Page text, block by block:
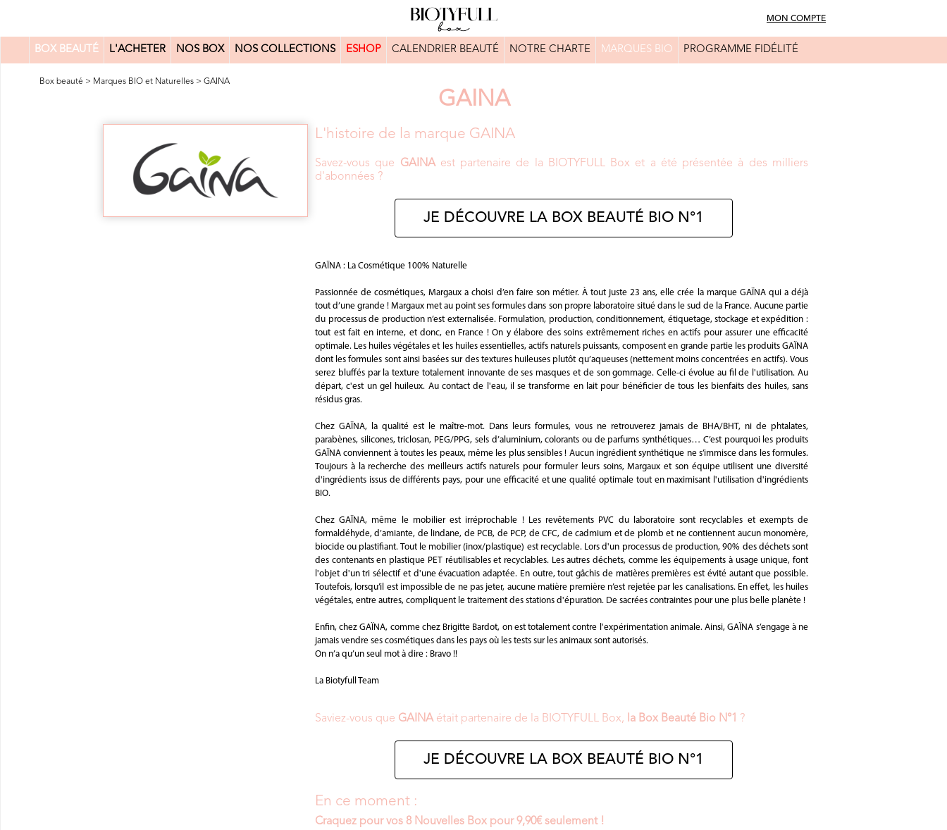
MON COMPTE
BOX BEAUTÉ L'ACHETER NOS BOX NOS COLLECTIONS ESHOP CALENDRIER BEAUTÉ NOTRE CHARTE MARQUES BIO PROGRAMME FIDÉLITÉ
0
Box beauté > Marques BIO et Naturelles > GAINA
GAINA
L'histoire de la marque GAINA
Savez-vous que GAINAest partenaire de la BIOTYFULL Box et a été présentée à des milliers
d'abonnées ?
JE DÉCOUVRE LA BOX BEAUTÉ BIO N°1
GAÏNA : La Cosmétique 100% Naturelle
Passionnée de cosmétiques, Margaux a choisi d’en faire son métier. À tout juste 23 ans, elle crée la marque GAÏNA qui a déjà
tout d’une grande ! Margaux met au point ses formules dans son propre laboratoire situé dans le sud de la France. Aucune partie
du processus de production n’est externalisée. Formulation, production, conditionnement, étiquetage, stockage et expédition :
tout est fait en interne, et donc, en France ! On y élabore des soins extrêmement riches en actifs pour assurer une efficacité
optimale. Les huiles végétales et les huiles essentielles, actifs naturels puissants, composent en grande partie les produits GAÏNA
dont les formules sont ainsi basées sur des textures huileuses plutôt qu’aqueuses (nettement moins concentrées en actifs). Vous
serez bluffés par la texture totalement innovante de ses masques et de son gommage. Celle-ci évolue au fil de l'utilisation. Au
départ, c'est un gel huileux. Au contact de l'eau, il se transforme en lait pour bénéficier de tous les bienfaits des huiles, sans
résidus gras.
Chez GAÏNA, la qualité est le maître-mot. Dans leurs formules, vous ne retrouverez jamais de BHA/BHT, ni de phtalates,
parabènes, silicones, triclosan, PEG/PPG, sels d’aluminium, colorants ou de parfums synthétiques… C’est pourquoi les produits
GAÏNA conviennent à toutes les peaux, même les plus sensibles ! Aucun ingrédient synthétique ne s’immisce dans les formules.
Toujours à la recherche des meilleurs actifs naturels pour formuler leurs soins, Margaux et son équipe utilisent une diversité
d'ingrédients issus de différents pays, pour une efficacité et une qualité optimale tout en maximisant l'utilisation d'ingrédients
BIO.
Chez GAÏNA, même le mobilier est irréprochable ! Les revêtements PVC du laboratoire sont recyclables et exempts de
formaldéhyde, d’amiante, de lindane, de PCB, de PCP, de CFC, de cadmium et de plomb et ne contiennent aucun monomère,
biocide ou plastifiant. Tout le mobilier (inox/plastique) est recyclable. Lors d'un processus de production, 90% des déchets sont
des contenants en plastique PET réutilisables et recyclables. Les autres déchets, comme les équipements à usage unique, font
l'objet d'un tri sélectif et d'une évacuation adaptée. En outre, tout gâchis de matières premières est évité autant que possible.
Toutefois, lorsqu’il est impossible de ne pas jeter, aucune matière première n’est rejetée par les canalisations. En effet, les huiles
végétales, entre autres, compliquent le traitement des stations d'épuration. De sacrées contraintes pour une plus belle planète !
Enfin, chez GAÏNA, comme chez Brigitte Bardot, on est totalement contre l'expérimentation animale. Ainsi, GAÏNA s’engage à ne
jamais vendre ses cosmétiques dans les pays où les tests sur les animaux sont autorisés.
On n’a qu’un seul mot à dire : Bravo !!
La Biotyfull Team
Saviez-vous que GAINAétait partenaire de la BIOTYFULL Box, la Box Beauté Bio N°1 ?
JE DÉCOUVRE LA BOX BEAUTÉ BIO N°1
En ce moment :
Craquez pour vos 8 Nouvelles Box pour 9,90€ seulement !